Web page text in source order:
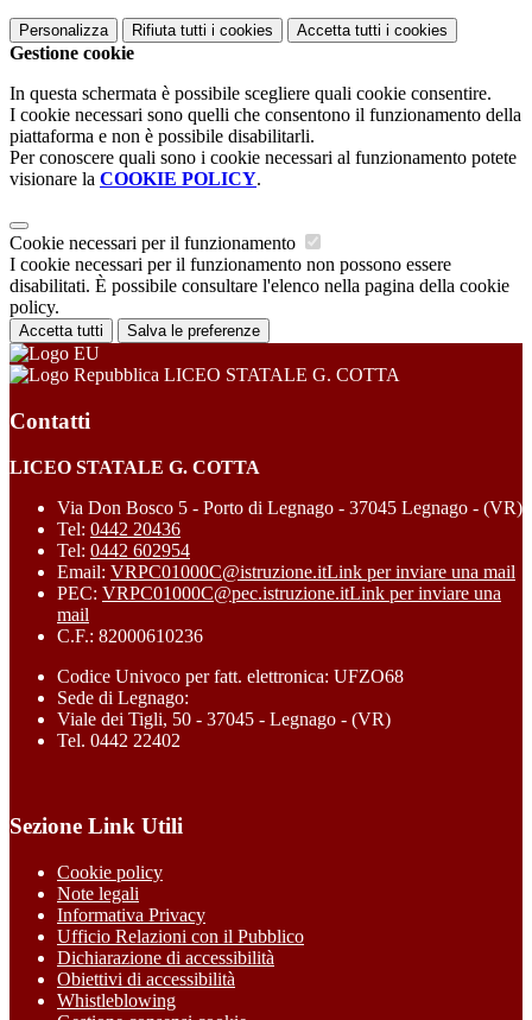
Personalizza Rifiuta tutti i cookies Accetta tutti i cookies
Gestione cookie
In questa schermata è possibile scegliere quali cookie consentire.
I cookie necessari sono quelli che consentono il funzionamento della
piattaforma e non è possibile disabilitarli.
Per conoscere quali sono i cookie necessari al funzionamento potete
visionare la COOKIE POLICY.
Cookie necessari per il funzionamento
I cookie necessari per il funzionamento non possono essere
disabilitati. È possibile consultare l'elenco nella pagina della cookie
policy.
Accetta tutti Salva le preferenze
LICEO STATALE G. COTTA
Contatti
LICEO STATALE G. COTTA
Via Don Bosco 5 - Porto di Legnago - 37045 Legnago - (VR)
Tel: 0442 20436
Tel: 0442 602954
Email: VRPC01000C@istruzione.itLink per inviare una mail
PEC: VRPC01000C@pec.istruzione.itLink per inviare una
mail
C.F.: 82000610236
Codice Univoco per fatt. elettronica: UFZO68
Sede di Legnago:
Viale dei Tigli, 50 - 37045 - Legnago - (VR)
Tel. 0442 22402
Sezione Link Utili
Cookie policy
Note legali
Informativa Privacy
Ufficio Relazioni con il Pubblico
Dichiarazione di accessibilità
Obiettivi di accessibilità
Whistleblowing